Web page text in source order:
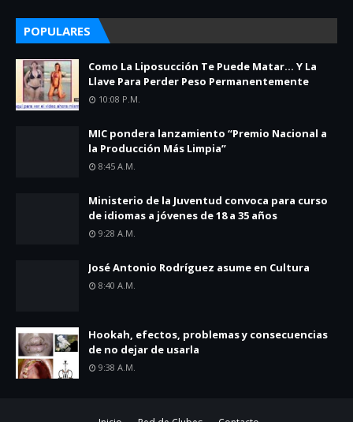
POPULARES
Como La Liposucción Te Puede Matar… Y La
Llave Para Perder Peso Permanentemente
10:08 P.m.
MIC pondera lanzamiento “Premio Nacional a
la Producción Más Limpia”
8:45 A.m.
Ministerio de la Juventud convoca para curso
de idiomas a jóvenes de 18 a 35 años
9:28 A.m.
José Antonio Rodríguez asume en Cultura
8:40 A.m.
Hookah, efectos, problemas y consecuencias
de no dejar de usarla
9:38 A.m.